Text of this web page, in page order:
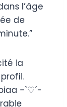
l’âge
de
la
profil.
-`♡´-